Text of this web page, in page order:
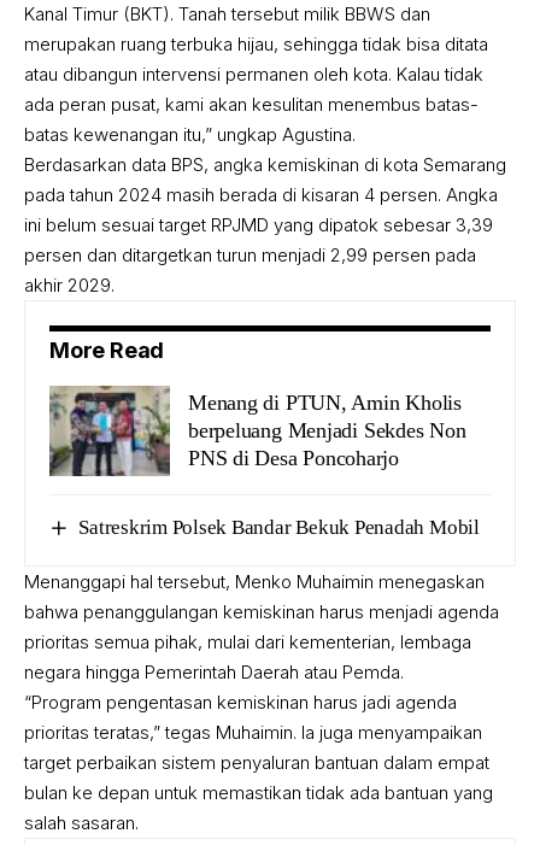
Kanal Timur (BKT). Tanah tersebut milik BBWS dan
merupakan ruang terbuka hijau, sehingga tidak bisa ditata
atau dibangun intervensi permanen oleh kota. Kalau tidak
ada peran pusat, kami akan kesulitan menembus batas-
batas kewenangan itu,” ungkap Agustina.
Berdasarkan data BPS, angka kemiskinan di kota Semarang
pada tahun 2024 masih berada di kisaran 4 persen. Angka
ini belum sesuai target RPJMD yang dipatok sebesar 3,39
persen dan ditargetkan turun menjadi 2,99 persen pada
akhir 2029.
More Read
Menang di PTUN, Amin Kholis
berpeluang Menjadi Sekdes Non
PNS di Desa Poncoharjo
Satreskrim Polsek Bandar Bekuk Penadah Mobil
Menanggapi hal tersebut, Menko Muhaimin menegaskan
bahwa penanggulangan kemiskinan harus menjadi agenda
prioritas semua pihak, mulai dari kementerian, lembaga
negara hingga Pemerintah Daerah atau Pemda.
“Program pengentasan kemiskinan harus jadi agenda
prioritas teratas,” tegas Muhaimin. Ia juga menyampaikan
target perbaikan sistem penyaluran bantuan dalam empat
bulan ke depan untuk memastikan tidak ada bantuan yang
salah sasaran.